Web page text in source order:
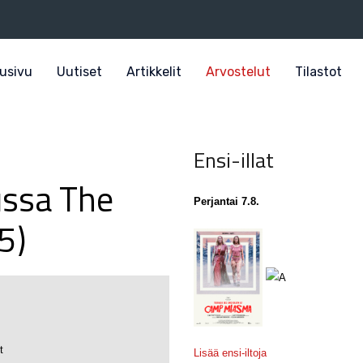
Uutiset Artikkelit Arvostelut Tilastot
The
Ensi-illat
Perjantai 7.8.
Lisää ensi-iltoja